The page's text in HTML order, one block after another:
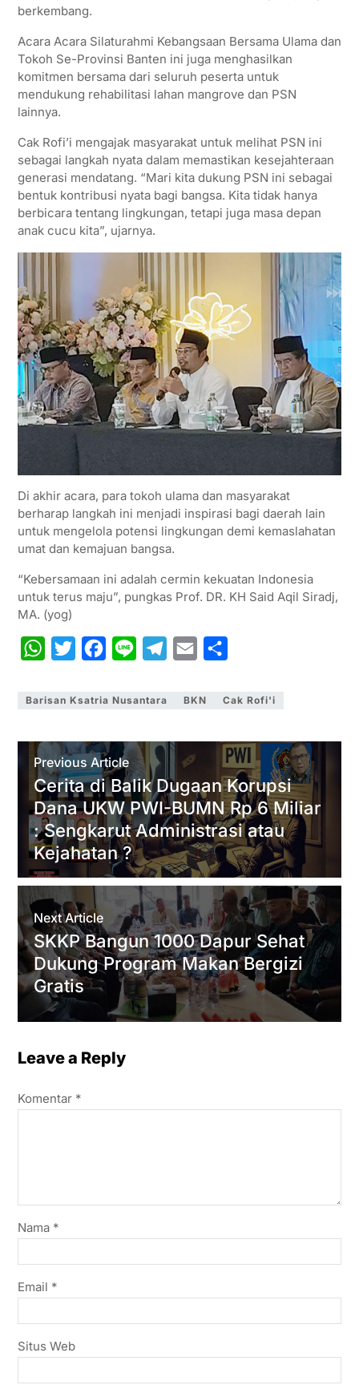
berkembang.
Acara Acara Silaturahmi Kebangsaan Bersama Ulama dan
Tokoh Se-Provinsi Banten ini juga menghasilkan
komitmen bersama dari seluruh peserta untuk
mendukung rehabilitasi lahan mangrove dan PSN
lainnya.
Cak Rofi’i mengajak masyarakat untuk melihat PSN ini
sebagai langkah nyata dalam memastikan kesejahteraan
generasi mendatang. “Mari kita dukung PSN ini sebagai
bentuk kontribusi nyata bagi bangsa. Kita tidak hanya
berbicara tentang lingkungan, tetapi juga masa depan
anak cucu kita”, ujarnya.
Di akhir acara, para tokoh ulama dan masyarakat
berharap langkah ini menjadi inspirasi bagi daerah lain
untuk mengelola potensi lingkungan demi kemaslahatan
umat dan kemajuan bangsa.
“Kebersamaan ini adalah cermin kekuatan Indonesia
untuk terus maju”, pungkas Prof. DR. KH Said Aqil Siradj,
MA. (yog)
W
a
s
A
p
p
i
t
e
r
c
b
o
o
k
n
l
g
a
m
a
l
a
e
Barisan Ksatria Nusantara BKN Cak Rofi'i
Previous Article
Cerita di Balik Dugaan Korupsi
Dana UKW PWI-BUMN Rp 6 Miliar
: Sengkarut Administrasi atau
Kejahatan ?
Next Article
SKKP Bangun 1000 Dapur Sehat
Dukung Program Makan Bergizi
Gratis
Leave a Reply
Komentar *
Nama *
Email *
Situs Web